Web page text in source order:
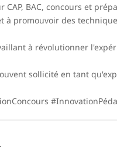
BAC, concours et
à promouvoir des
à révolutionner
sollicité en tant